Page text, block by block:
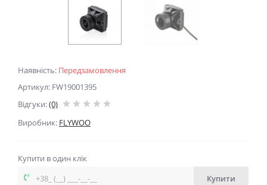
Наявність: Передзамовлення
Артикул: FW19001395
Відгуки:(0)
Виробник: FLYWOO
Купити в один клік
Купити